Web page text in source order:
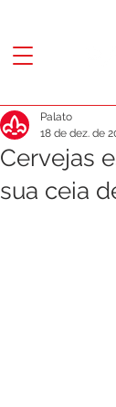
Cervejas
sua ceia
Palato
18 de dez. de